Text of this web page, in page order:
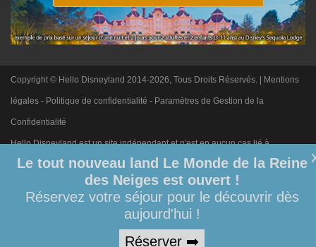
Copyright © Hello Disneyland 2014-2026, Tous Droits Réservés. | Mentions
légales - Politique de confidentialité - Paramètres de Gestion de la
Confidentialité
Hello Disneyland est un site indépendant et n'est en aucun cas lié à
Disneyland Paris. Toute demande adressée à Disneyland Paris sera
ignorée. Merci de votre compréhension.
Le tout nouveau land Le Monde de la Reine
des Neiges est ouvert !
Réservez votre séjour pour le découvrir dès
aujourd'hui !
Réserver ➡️